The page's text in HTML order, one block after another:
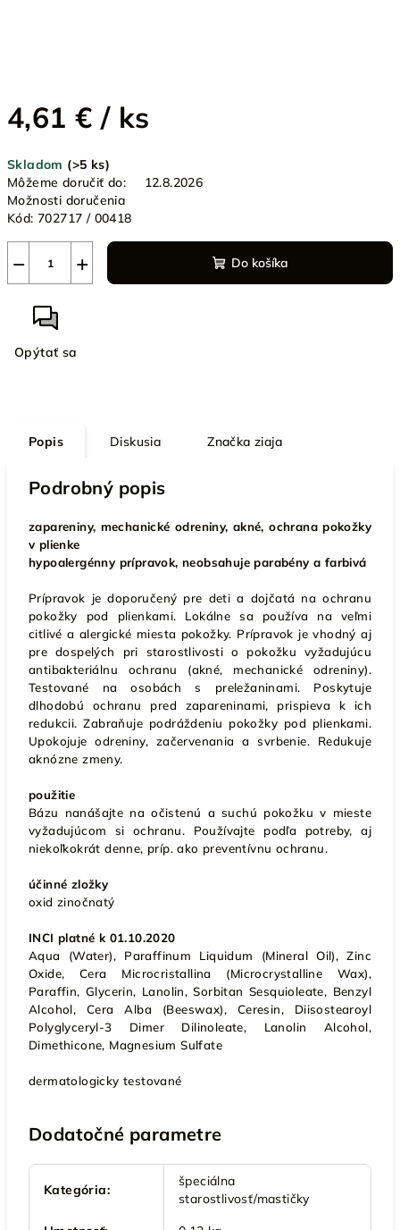
4,61 € / ks
cena:
Skladom (>5 ks)
Môžeme doručiť do:
12.8.2026
Možnosti doručenia
Kód: 702717 / 00418
+
− Do košíka
Opýtať sa
Popis Diskusia Značka ziaja
Podrobný popis
zapareniny, mechanické odreniny, akné, ochrana pokožky
v plienke
hypoalergénny prípravok, neobsahuje parabény a farbivá
Prípravok je doporučený pre deti a dojčatá na ochranu
pokožky pod plienkami. Lokálne sa používa na veľmi
citlivé a alergické miesta pokožky. Prípravok je vhodný aj
pre dospelých pri starostlivosti o pokožku vyžadujúcu
antibakteriálnu ochranu (akné, mechanické odreniny).
Testované na osobách s preležaninami. Poskytuje
dlhodobú ochranu pred zapareninami, prispieva k ich
redukcii. Zabraňuje podráždeniu pokožky pod plienkami.
Upokojuje odreniny, začervenania a svrbenie. Redukuje
aknózne zmeny.
použitie
Bázu nanášajte na očistenú a suchú pokožku v mieste
vyžadujúcom si ochranu. Používajte podľa potreby, aj
niekoľkokrát denne, príp. ako preventívnu ochranu.
účinné zložky
oxid zinočnatý
INCI platné k 01.10.2020
Aqua (Water), Paraffinum Liquidum (Mineral Oil), Zinc
Oxide, Cera Microcristallina (Microcrystalline Wax),
Paraffin, Glycerin, Lanolin, Sorbitan Sesquioleate, Benzyl
Alcohol, Cera Alba (Beeswax), Ceresin, Diisostearoyl
Polyglyceryl-3 Dimer Dilinoleate, Lanolin Alcohol,
Dimethicone, Magnesium Sulfate
dermatologicky testované
Dodatočné parametre
Kategória:
špeciálna
starostlivosť/mastičky